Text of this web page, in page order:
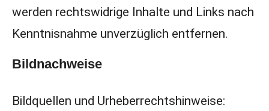
werden rechtswidrige Inhalte und Links nach
Kenntnisnahme unverzüglich entfernen.
Bildnachweise
Bildquellen und Urheberrechtshinweise: